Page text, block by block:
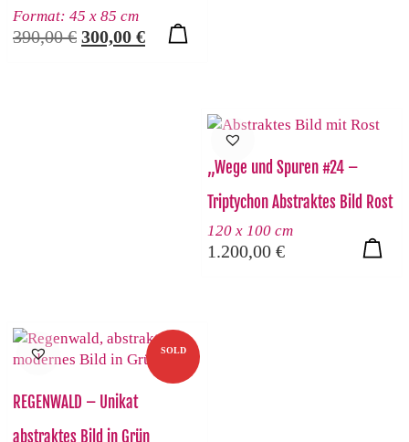
Format: 45 x 85 cm
390,00€ Ursprünglicher
300,00 €Aktueller
„Wege und Spuren #24 –
Triptychon Abstraktes Bild Rost
120 x 100 cm
1.200,00 €
SOLD
REGENWALD – Unikat
abstraktes Bild in Grün